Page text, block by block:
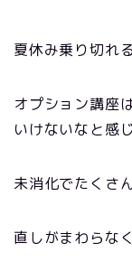
夏休み乗り切れ
オプション講座
いけないなと感
未消化でたくさ
直しがまわらな